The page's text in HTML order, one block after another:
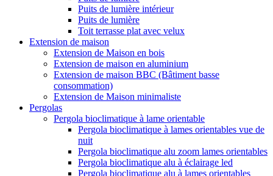
Puits de lumière intérieur
Puits de lumière
Toit terrasse plat avec velux
Extension de maison
Extension de Maison en bois
Extension de maison en aluminium
Extension de maison BBC (Bâtiment basse
consommation)
Extension de Maison minimaliste
Pergolas
Pergola bioclimatique à lame orientable
Pergola bioclimatique à lames orientables vue de
nuit
Pergola bioclimatique alu zoom lames orientables
Pergola bioclimatique alu à éclairage led
Pergola bioclimatique alu à lames orientables